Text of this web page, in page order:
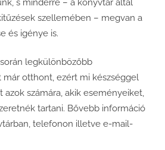
s minderre – a könyvtár által
szellemében – megvan a
és igénye is.
legkülönbözőbb
otthont, ezért mi készséggel
számára, akik eseményeiket,
tartani. Bővebb információ
telefonon illetve e-mail-